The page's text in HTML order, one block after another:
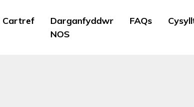
Cartref
Darganfyddwr
NOS
FAQs